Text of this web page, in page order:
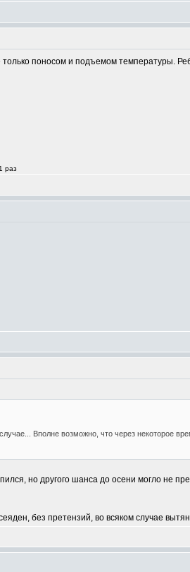
поносом и подъемом температуры.
раз
Вполне возможно, что через некоторое
но другого шанса до осени могло не
без претензий, во всяком случае